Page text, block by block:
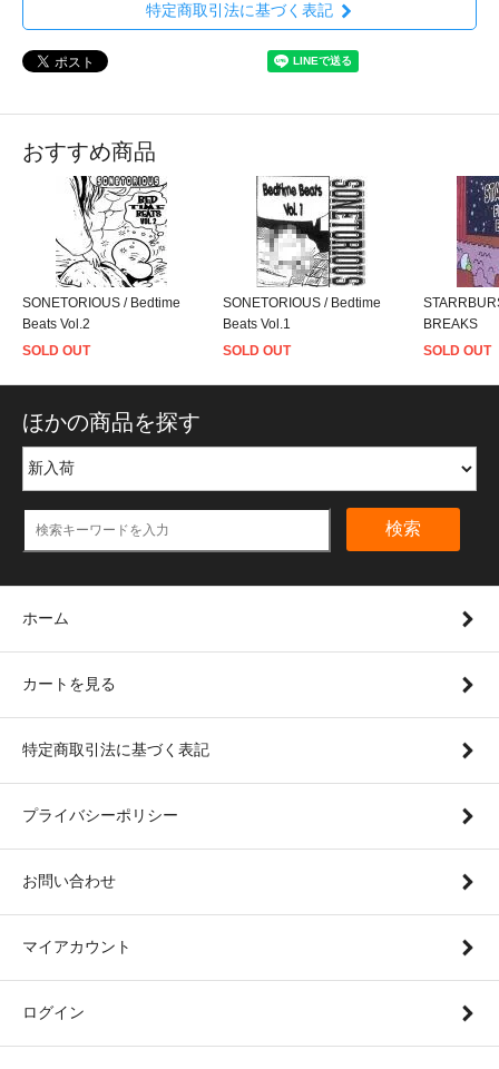
特定商取引法に基づく表記
おすすめ商品
SONETORIOUS / Bedtime
Beats Vol.2
SOLD OUT
SONETORIOUS / Bedtime
Beats Vol.1
SOLD OUT
BREAKS
SOLD OUT
ほかの商品を探す
検索
ホーム
カートを見る
特定商取引法に基づく表記
プライバシーポリシー
お問い合わせ
マイアカウント
ログイン